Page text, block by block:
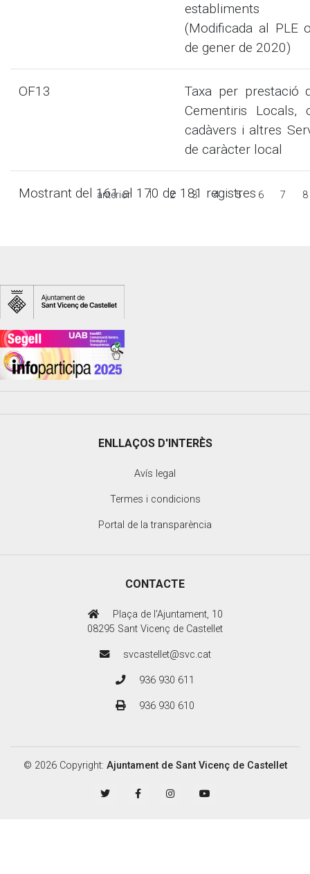
establiments
(Modificada al PLE
de gener de 2020)
OF13
Taxa per prestació
Cementiris Locals,
cadàvers i altres
de caràcter local
Mostrant del 161 al 170 de 181 registres
anterior 1 2 3 4 5 6 7 8
ENLLAÇOS D'INTERÈS
Avís legal
Termes i condicions
Portal de la transparència
CONTACTE
Plaça de l'Ajuntament, 10
08295 Sant Vicenç de Castellet
svcastellet@svc.cat
936 930 611
936 930 610
© 2026 Copyright: Ajuntament de Sant Vicenç de Castellet